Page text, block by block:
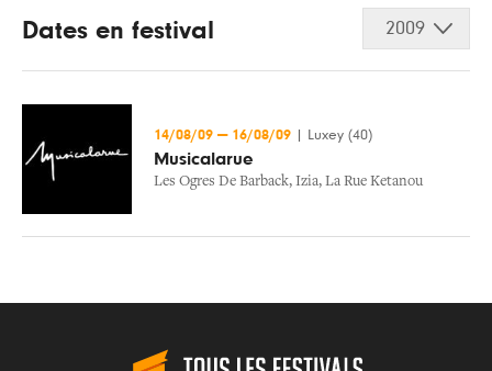
Dates en festival 2009
14/08/09 — 16/08/09 Luxey (40)
Musicalarue
Les Ogres De Barback, Izia, La Rue Ketanou